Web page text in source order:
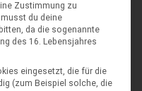
Zustimmung zu
du deine
da die sogenannte
des 16. Lebensjahres
eingesetzt, die für die
(zum Beispiel solche, die